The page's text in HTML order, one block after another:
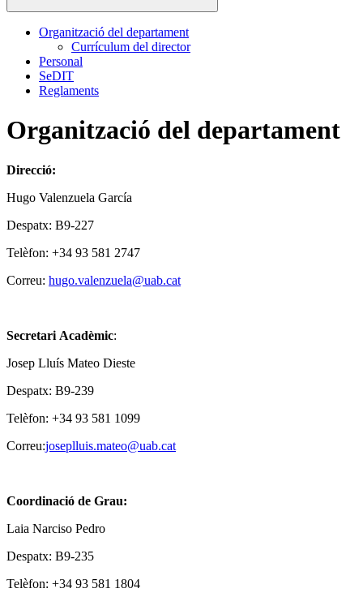
Organització del departament
Currículum del director
Personal
SeDIT
Reglaments
Organització del departament
Direcció:
Hugo Valenzuela García
Despatx: B9-227
Telèfon: +34 93 581 2747
Correu: hugo.valenzuela@uab.cat
Secretari Acadèmic:
Josep Lluís Mateo Dieste
Despatx: B9-239
Telèfon: +34 93 581 1099
Correu:joseplluis.mateo@uab.cat
Coordinació de Grau:
Laia Narciso Pedro
Despatx: B9-235
Telèfon: +34 93 581 1804